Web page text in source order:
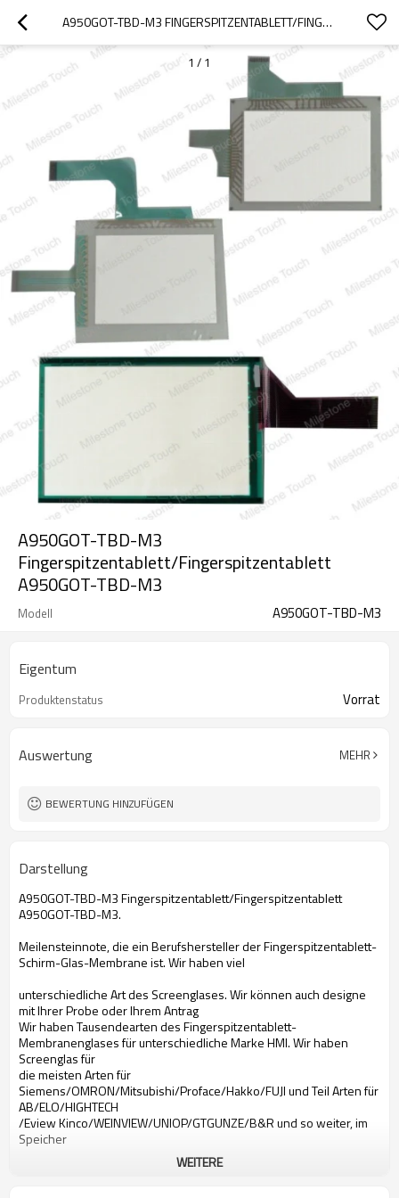
A950GOT-TBD-M3 FINGERSPITZENTABLETT/FINGERSPITZENTABLETT A950GOT-TBD-M3
1 / 1
A950GOT-TBD-M3
Fingerspitzentablett/Fingerspitzentablett
A950GOT-TBD-M3
Modell A950GOT-TBD-M3
Eigentum
Produktenstatus Vorrat
Auswertung MEHR
BEWERTUNG HINZUFÜGEN
Darstellung
A950GOT-TBD-M3 Fingerspitzentablett/Fingerspitzentablett
A950GOT-TBD-M3.
Meilensteinnote, die ein Berufshersteller der Fingerspitzentablett-
Schirm-Glas-Membrane ist. Wir haben viel
unterschiedliche Art des Screenglases. Wir können auch designe
mit Ihrer Probe oder Ihrem Antrag
Wir haben Tausendearten des Fingerspitzentablett-
Membranenglases für unterschiedliche Marke HMI. Wir haben
Screenglas für
die meisten Arten für
Siemens/OMRON/Mitsubishi/Proface/Hakko/FUJI und Teil Arten für
AB/ELO/HIGHTECH
/Eview Kinco/WEINVIEW/UNIOP/GTGUNZE/B&R und so weiter, im
Speicher
mit Berührungseingabe Bildschirm für Mitsubishi A950GOT-TBD-
WEITERE